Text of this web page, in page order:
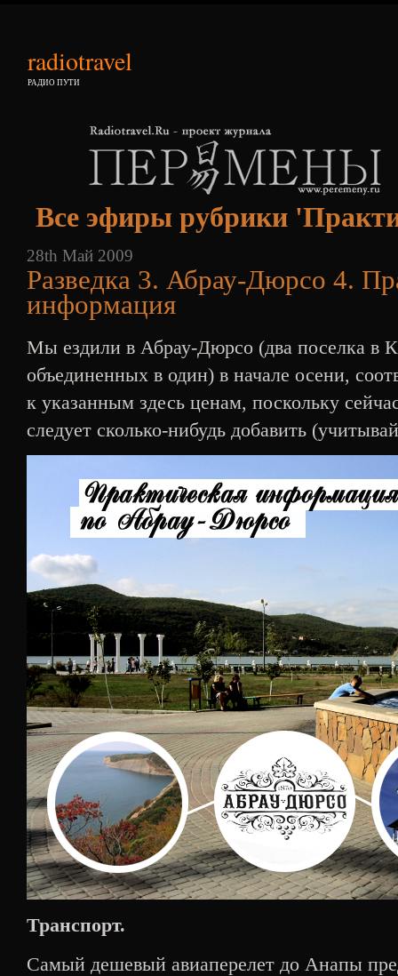
radiotravel
РАДИО ПУТИ
Все эфиры рубрики
28th Май 2009
Разведка 3. Абрау-Дюрсо 4.
информация
Мы ездили в Абрау-Дюрсо (два поселка в
объединенных в один) в начале осени,
к указанным здесь ценам, поскольку
следует сколько-нибудь добавить
Транспорт.
Самый дешевый авиаперелет до Анапы